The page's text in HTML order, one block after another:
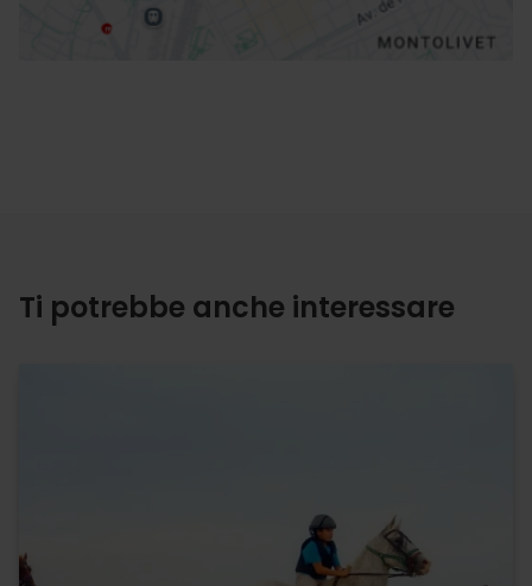
Ti potrebbe anche interessare